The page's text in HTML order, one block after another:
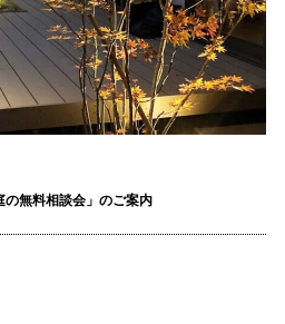
無料相談会」のご案内